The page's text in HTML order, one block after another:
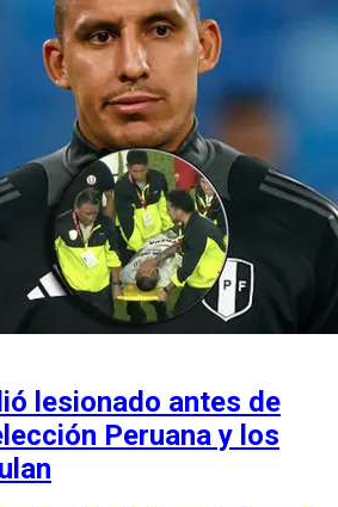
lesionado antes de
Peruana y los